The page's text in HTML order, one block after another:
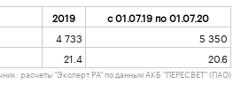
2019
с 01.07.19 по 01.07.20
4 733
5 350
21.4 20.6
расчеты "Эксперт РА" по данным АКБ "ПЕРЕСВЕТ" (ПАО)